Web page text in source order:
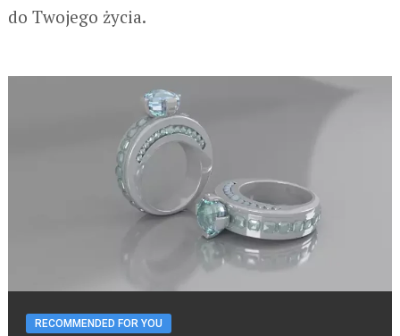
do Twojego życia.
RECOMMENDED FOR YOU